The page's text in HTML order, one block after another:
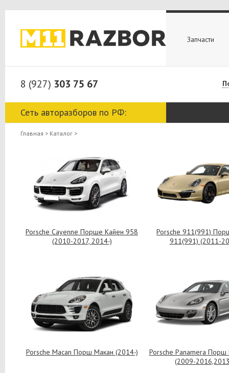
Запчасти
8 (927) 303 75 67
Сеть авторазборов по РФ:
Главная > Каталог >
Porsche Cayenne Порше Кайен 958
(2010-2017, 2014-)
Porsche 911(991)
911(991) (2011-
Porsche Macan Порш Макан (2014-)
Porsche Panamera Порш
(2009-